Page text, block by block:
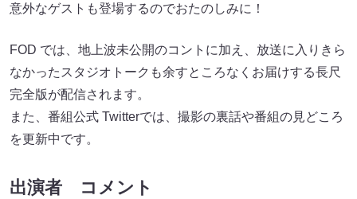
意外なゲストも登場するのでおたのしみに！
FOD では、地上波未公開のコントに加え、放送に入りきら
なかったスタジオトークも余すところなくお届けする長尺
完全版が配信されます。
また、番組公式 Twitterでは、撮影の裏話や番組の見どころ
を更新中です。
出演者 コメント